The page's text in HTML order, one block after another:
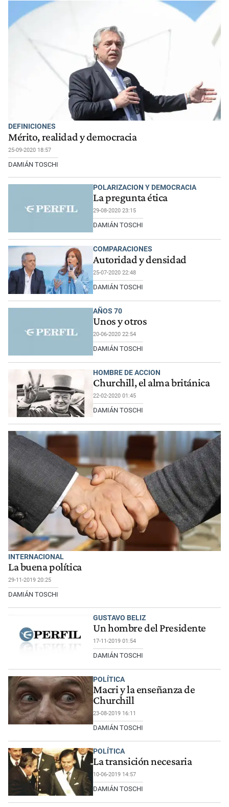
DEFINICIONES
Mérito, realidad y democracia
25-09-2020 18:57
DAMIÁN TOSCHI
POLARIZACION Y DEMOCRACIA
La pregunta ética
29-08-2020 23:15
DAMIÁN TOSCHI
COMPARACIONES
Autoridad y densidad
25-07-2020 22:48
DAMIÁN TOSCHI
AÑOS 70
Unos y otros
20-06-2020 22:54
DAMIÁN TOSCHI
HOMBRE DE ACCION
Churchill, el alma británica
22-02-2020 01:45
DAMIÁN TOSCHI
INTERNACIONAL
La buena política
29-11-2019 20:25
DAMIÁN TOSCHI
GUSTAVO BELIZ
Un hombre del Presidente
17-11-2019 01:54
DAMIÁN TOSCHI
POLÍTICA
Macri y la enseñanza de
Churchill
23-08-2019 16:11
DAMIÁN TOSCHI
POLÍTICA
La transición necesaria
10-06-2019 14:57
DAMIÁN TOSCHI